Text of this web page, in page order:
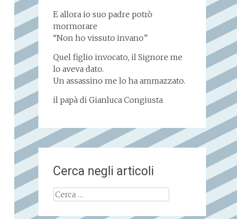
E allora io suo padre potrò
mormorare
“Non ho vissuto invano”
Quel figlio invocato, il Signore me
lo aveva dato.
Un assassino me lo ha ammazzato.
il papà di Gianluca Congiusta
Cerca negli articoli
Ricerca